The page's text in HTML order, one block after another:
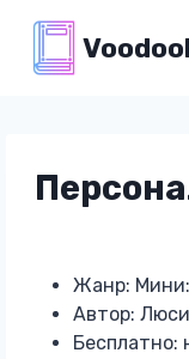
содержимому
Жанр:
Автор:
Бесплатно: